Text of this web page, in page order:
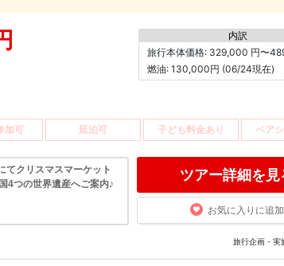
内訳
旅行本体価格: 329,000 円〜
燃油: 130,000円 (06/24現在)
加可 延泊可 子ども料金あり ペア
てクリスマスマーケット
4つの世界遺産へご案内♪
ツアー詳細を見
お気に入りに追加
旅行企画・実